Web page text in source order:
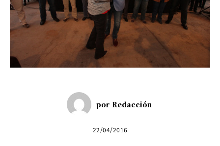
por Redacción
22/04/2016